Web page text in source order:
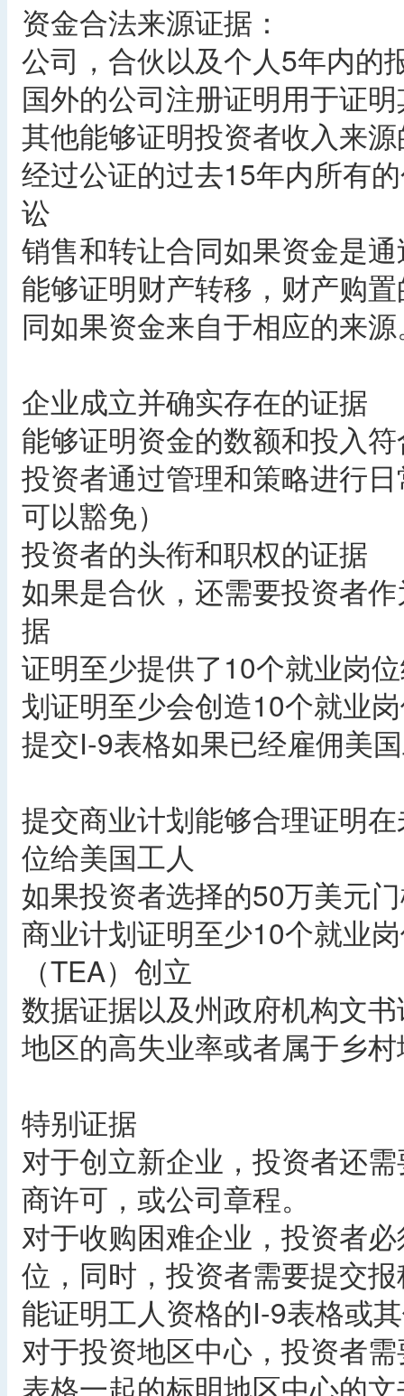
资金合法来源证据：
公司，合伙以及个人5年内的
国外的公司注册证明用于证
其他能够证明投资者收入来
经过公证的过去15年内所有
讼
销售和转让合同如果资金是
能够证明财产转移，财产购
同如果资金来自于相应的来
企业成立并确实存在的证据
能够证明资金的数额和投入
投资者通过管理和策略进行
可以豁免）
投资者的头衔和职权的证据
如果是合伙，还需要投资者
据
证明至少提供了10个就业岗
划证明至少会创造10个就业
提交I-9表格如果已经雇佣美
提交商业计划能够合理证明
位给美国工人
如果投资者选择的50万美元
商业计划证明至少10个就业
（TEA）创立
数据证据以及州政府机构文
地区的高失业率或者属于乡
特别证据
对于创立新企业，投资者还
商许可，或公司章程。
对于收购困难企业，投资者
位，同时，投资者需要提交
能证明工人资格的I-9表格或
对于投资地区中心，投资者
表格一起的标明地区中心的